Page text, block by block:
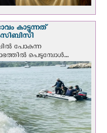
കാട്ടുന്നത്
പോകുന്ന
പെടുമ്പോള്‍...